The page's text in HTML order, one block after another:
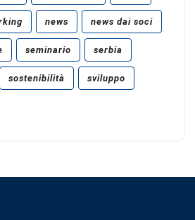
news news dai soci
seminario serbia
sostenibilità sviluppo